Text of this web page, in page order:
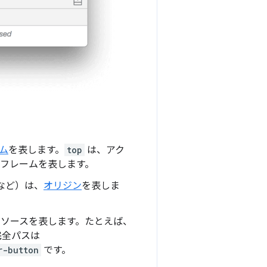
を表します。 top は、アク
レームを表します。
ど）は、 オリジンを表しま
ースを表します。たとえば、
パスは
button です。